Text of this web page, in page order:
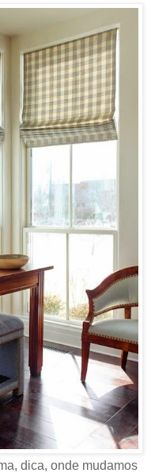
dica, onde mudamos